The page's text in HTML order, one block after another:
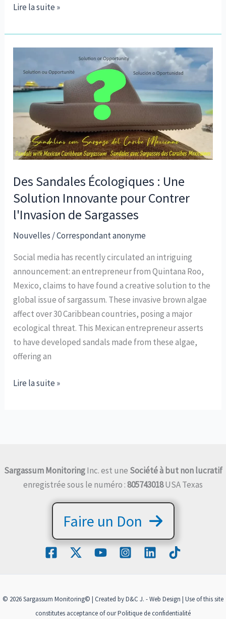
Les
sargasses
à
Crisanto
"effraient"
visiteurs
la
plage
Lire la suite »
Des Sandales Écologiques : Une
Solution Innovante pour Contrer
l'Invasion de Sargasses
Nouvelles /Correspondant anonyme
Social media has recently circulated an intriguing
announcement: an entrepreneur from Quintana Roo,
Mexico, claims to have found a creative solution to the
global issue of sargassum. These invasive brown algae
affect over 30 Caribbean countries, posing a major
ecological threat. This Mexican entrepreneur asserts
to have developed sandals made from these algae,
offering an
Des
Innovante
pour
Lire la suite »
Sargassum MonitoringInc. est une Société à but non lucratif
enregistrée sous le numéro :805743018USA Texas
Faire un Don
© 2026 Sargassum Monitoring© | Created by D&C J. - Web Design | Use of this site
constitutes acceptance of ourPolitique de confidentialité